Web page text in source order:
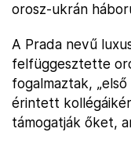
orosz-ukrán
A Prada nevű
felfüggesztette
fogalmaztak,
érintett
támogatják őket,